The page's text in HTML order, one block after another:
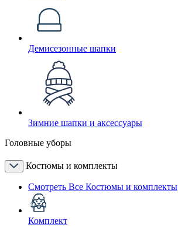
Демисезонные шапки
Зимние шапки и аксессуары
Головные уборы
Костюмы и комплекты
Смотреть Все Костюмы и комплекты
Комплект